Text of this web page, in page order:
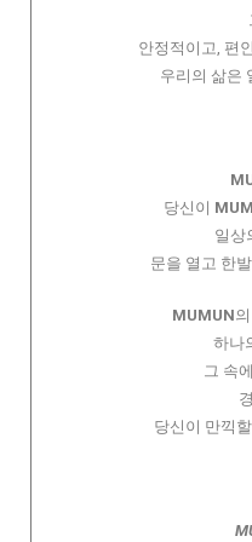
안정적이고, 편
우리의 삶은
당신이
일상
문을 열고 한
MUMUN
하나
그 속
당신이 만끽